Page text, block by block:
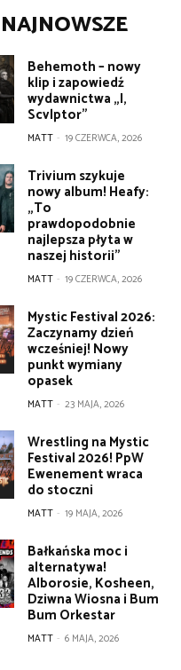
NAJNOWSZE
Behemoth – nowy
klip i zapowiedź
wydawnictwa „I,
Scvlptor”
MATT - 19 CZERWCA, 2026
Trivium szykuje
nowy album! Heafy:
„To
prawdopodobnie
najlepsza płyta w
naszej historii”
MATT - 19 CZERWCA, 2026
Mystic Festival 2026:
Zaczynamy dzień
wcześniej! Nowy
punkt wymiany
opasek
MATT - 23 MAJA, 2026
Wrestling na Mystic
Festival 2026! PpW
Ewenement wraca
do stoczni
MATT - 19 MAJA, 2026
Bałkańska moc i
alternatywa!
Alborosie, Kosheen,
Dziwna Wiosna i Bum
Bum Orkestar
MATT - 6 MAJA, 2026